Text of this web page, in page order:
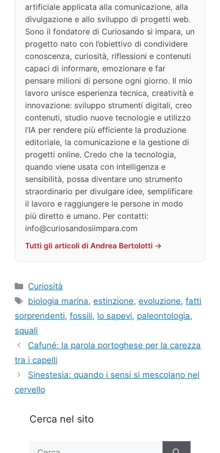
artificiale applicata alla comunicazione, alla
divulgazione e allo sviluppo di progetti web.
Sono il fondatore di Curiosando si impara, un
progetto nato con l’obiettivo di condividere
conoscenza, curiosità, riflessioni e contenuti
capaci di informare, emozionare e far
pensare milioni di persone ogni giorno. Il mio
lavoro unisce esperienza tecnica, creatività e
innovazione: sviluppo strumenti digitali, creo
contenuti, studio nuove tecnologie e utilizzo
l’IA per rendere più efficiente la produzione
editoriale, la comunicazione e la gestione di
progetti online. Credo che la tecnologia,
quando viene usata con intelligenza e
sensibilità, possa diventare uno strumento
straordinario per divulgare idee, semplificare
il lavoro e raggiungere le persone in modo
più diretto e umano. Per contatti:
info@curiosandosiimpara.com
Tutti gli articoli di Andrea Bertolotti →
Categorie
Curiosità
Tag
biologia marina, estinzione, evoluzione,fatti
sorprendenti, fossili, lo sapevi, paleontologia,
squali
Cafuné: la parola portoghese per la carezza
tra i capelli
Sinestesia: quando i sensi si mescolano nel
cervello
Cerca nel sito